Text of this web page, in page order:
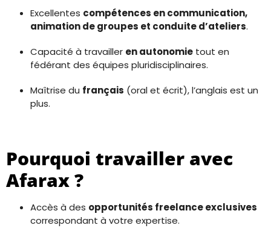
Excellentes compétences en communication,
animation de groupes et conduite d’ateliers.
Capacité à travailler en autonomie tout en
fédérant des équipes pluridisciplinaires.
Maîtrise du français (oral et écrit), l’anglais est un
plus.
Pourquoi travailler avec
Afarax ?
Accès à des opportunités freelance exclusives
correspondant à votre expertise.